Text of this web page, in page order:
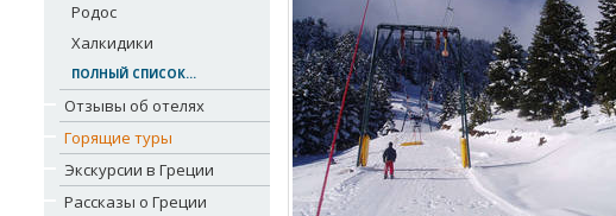
Родос
Халкидики
ПОЛНЫЙ СПИСОК...
Отзывы об отелях
Горящие туры
Экскурсии в Греции
Рассказы о Греции